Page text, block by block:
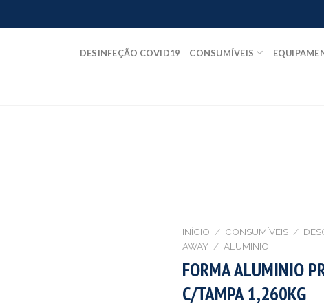
DESINFEÇÃO COVID19 CONSUMÍVEIS
INÍCIO / CONSUMÍVEIS /
AWAY / ALUMINIO
FORMA ALUMINIO
C/TAMPA 1,260KG